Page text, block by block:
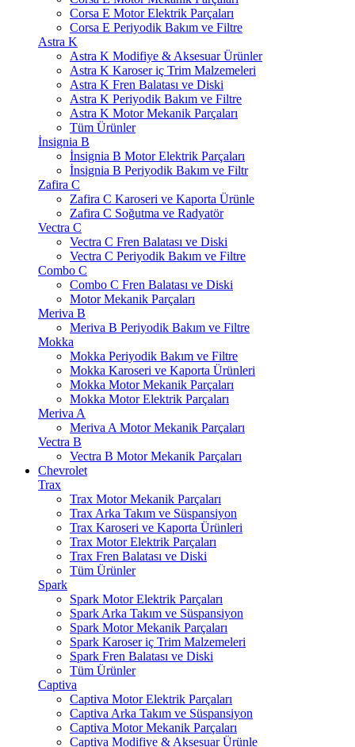
Corsa E Motor Elektrik Parçaları
Corsa E Periyodik Bakım ve Filtre
Astra K
Astra K Modifiye & Aksesuar Ürünler
Astra K Karoser iç Trim Malzemeleri
Astra K Fren Balatası ve Diski
Astra K Periyodik Bakım ve Filtre
Astra K Motor Mekanik Parçaları
Tüm Ürünler
İnsignia B
İnsignia B Motor Elektrik Parçaları
İnsignia B Periyodik Bakım ve Filtr
Zafira C
Zafira C Karoseri ve Kaporta Ürünle
Zafira C Soğutma ve Radyatör
Vectra C
Vectra C Fren Balatası ve Diski
Vectra C Periyodik Bakım ve Filtre
Combo C
Combo C Fren Balatası ve Diski
Motor Mekanik Parçaları
Meriva B
Meriva B Periyodik Bakım ve Filtre
Mokka
Mokka Periyodik Bakım ve Filtre
Mokka Karoseri ve Kaporta Ürünleri
Mokka Motor Mekanik Parçaları
Mokka Motor Elektrik Parçaları
Meriva A
Meriva A Motor Mekanik Parçaları
Vectra B
Vectra B Motor Mekanik Parçaları
Chevrolet
Trax
Trax Motor Mekanik Parçaları
Trax Arka Takım ve Süspansiyon
Trax Karoseri ve Kaporta Ürünleri
Trax Motor Elektrik Parçaları
Trax Fren Balatası ve Diski
Tüm Ürünler
Spark
Spark Motor Elektrik Parçaları
Spark Arka Takım ve Süspansiyon
Spark Motor Mekanik Parçaları
Spark Karoser iç Trim Malzemeleri
Spark Fren Balatası ve Diski
Tüm Ürünler
Captiva
Captiva Motor Elektrik Parçaları
Captiva Arka Takım ve Süspansiyon
Captiva Motor Mekanik Parçaları
Captiva Modifiye & Aksesuar Ürünle